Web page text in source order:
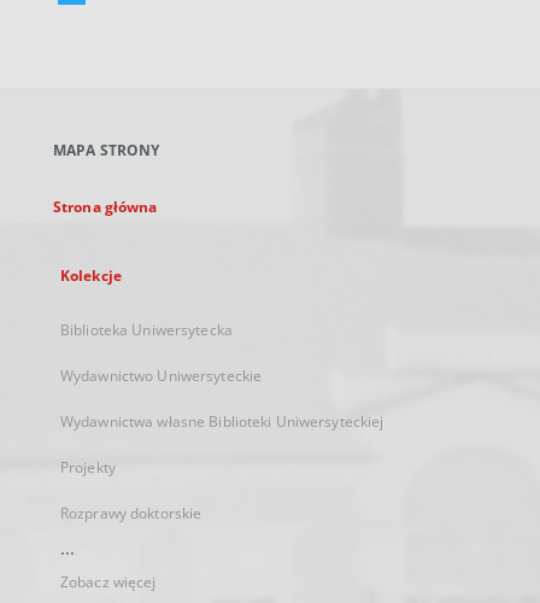
karcie
MAPA STRONY
Strona główna
Kolekcje
Biblioteka Uniwersytecka
Wydawnictwo Uniwersyteckie
Wydawnictwa własne Biblioteki Uniwersyteckiej
Projekty
Rozprawy doktorskie
...
Zobacz więcej